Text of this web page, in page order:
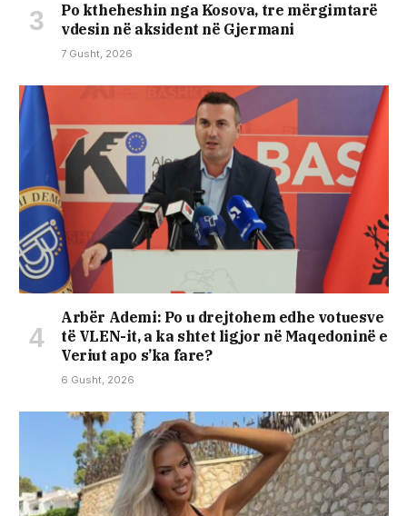
Po ktheheshin nga Kosova, tre mërgimtarë
vdesin në aksident në Gjermani
7 Gusht, 2026
Arbër Ademi: Po u drejtohem edhe votuesve
të VLEN-it, a ka shtet ligjor në Maqedoninë e
Veriut apo s’ka fare?
6 Gusht, 2026